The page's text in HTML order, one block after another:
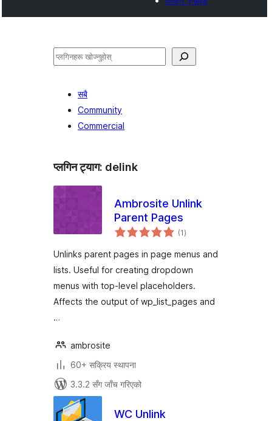
खोज्नुहोस्
सबै
Community
Commercial
प्लगिन ट्याग: delink
Ambrosite Unlink
Parent Pages
(1कुल
रेटिङ्गहरू
)
Unlinks parent pages in page menus and
lists. Useful for creating dropdown
menus with top-level placeholders.
Affects the output of wp_list_pages and
…
ambrosite
60+ सक्रिय स्थापना
3.3.2 सँग जाँच गरिएको
WC Unlink